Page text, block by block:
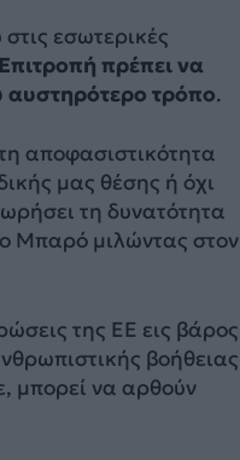
εσωτερικές
πρέπει να
αυστηρότερο τρόπο.
αποφασιστικότητα
μας θέσης ή όχι
τη δυνατότητα
Μπαρό μιλώντας στον
της ΕΕ εις βάρος
βοήθειας
μπορεί να αρθούν